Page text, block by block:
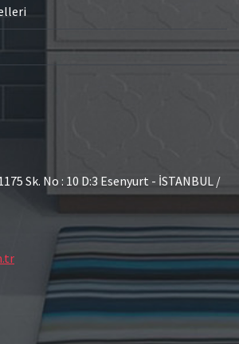
Sk. No : 10 D:3 Esenyurt - İSTANBUL /